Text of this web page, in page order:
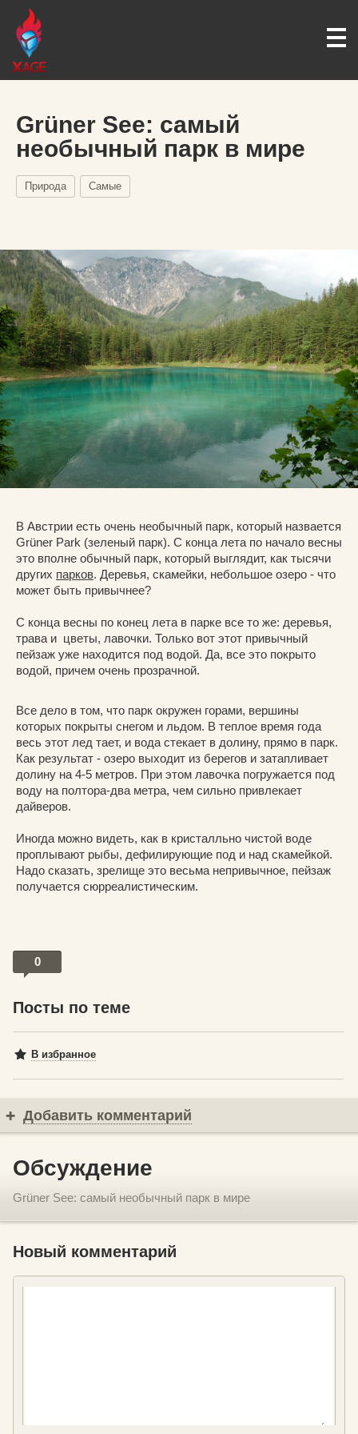
Grüner See: самый
необычный парк в мире
Природа Самые
В Австрии есть очень необычный парк, который назвается
Grüner Park (зеленый парк). C конца лета по начало весны
это вполне обычный парк, который выглядит, как тысячи
других парков. Деревья, скамейки, небольшое озеро - что
может быть привычнее?
С конца весны по конец лета в парке все то же: деревья,
трава и цветы, лавочки. Только вот этот привычный
пейзаж уже находится под водой. Да, все это покрыто
водой, причем очень прозрачной.
Все дело в том, что парк окружен горами, вершины
которых покрыты снегом и льдом. В теплое время года
весь этот лед тает, и вода стекает в долину, прямо в парк.
Как результат - озеро выходит из берегов и затапливает
долину на 4-5 метров. При этом лавочка погружается под
воду на полтора-два метра, чем сильно привлекает
дайверов.
Иногда можно видеть, как в кристалльно чистой воде
проплывают рыбы, дефилирующие под и над скамейкой.
Надо сказать, зрелище это весьма непривычное, пейзаж
получается сюрреалистическим.
0
Посты по теме
В избранное
Добавить комментарий
Обсуждение
Grüner See: самый необычный парк в мире
Новый комментарий